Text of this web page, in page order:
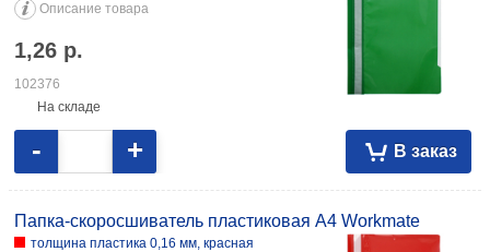
Описание товара
1,26 р.
102376
На складе
В заказ
- +
Папка-скоросшиватель пластиковая А4 Workmate
толщина пластика 0,16 мм, красная